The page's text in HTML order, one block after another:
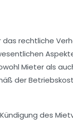
rechtliche
Mieter als
der
Kündigung des